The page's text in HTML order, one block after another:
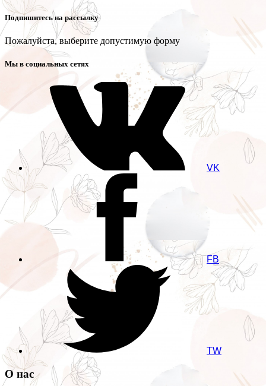
Подпишитесь на рассылку
Пожалуйста, выберите допустимую форму
Мы в социальных сетях
VK
FB
TW
О нас